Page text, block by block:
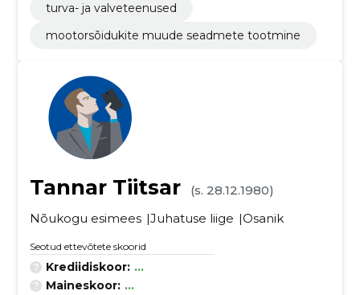
turva- ja valveteenused
mootorsõidukite muude seadmete tootmine
Tannar Tiitsar
(s. 28.12.1980)
Nõukogu esimees Juhatuse liige Osanik
Seotud ettevõtete skoorid
Krediidiskoor: ...
Maineskoor: ...